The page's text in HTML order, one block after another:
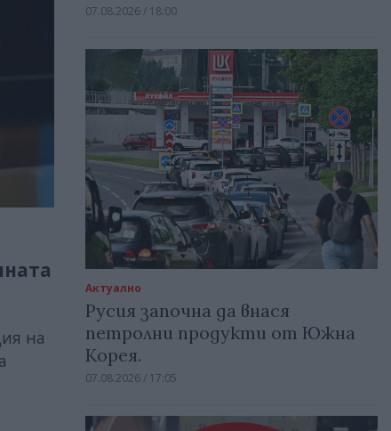
на
07.08.2026 / 18:00
Актуално
Русия започна да внася
петролни продукти от Южна
Корея.
07.08.2026 / 17:05